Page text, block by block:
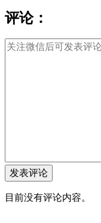
评论：
目前没有评论内容。